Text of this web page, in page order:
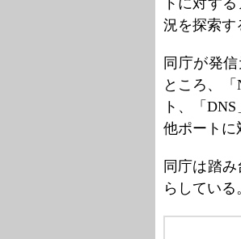
トに対す
況を探索す
同庁が発
ところ、「
ト、「
他ポートに
同庁は踏
らしている